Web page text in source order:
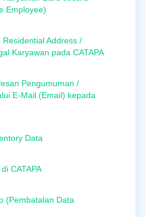
Employee)
Address /
Karyawan pada CATAPA
Pengumuman /
E-Mail (Email) kepada
Data
CATAPA
(Pembatalan Data